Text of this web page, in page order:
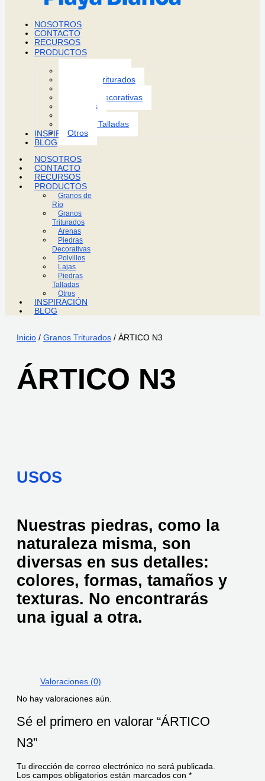
NOSOTROS
CONTACTO
RECURSOS
PRODUCTOS
Granos Triturados
Piedras Decorativas
Polvillos
Piedras Talladas
Otros
INSPIRACIÓN
BLOG
NOSOTROS
CONTACTO
RECURSOS
PRODUCTOS
Granos de
Río
Granos
Triturados
Arenas
Piedras
Decorativas
Polvillos
Lajas
Piedras
Talladas
Otros
INSPIRACIÓN
BLOG
Inicio / Granos Triturados / ÁRTICO N3
ÁRTICO N3
USOS
Nuestras piedras, como la
naturaleza misma, son
diversas en sus detalles:
colores, formas, tamaños y
texturas. No encontrarás
una igual a otra.
Valoraciones (0)
No hay valoraciones aún.
Sé el primero en valorar “ÁRTICO
N3”
Tu dirección de correo electrónico no será publicada.
Los campos obligatorios están marcados con *